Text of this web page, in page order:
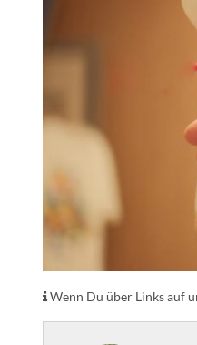
Wenn Du über Links auf